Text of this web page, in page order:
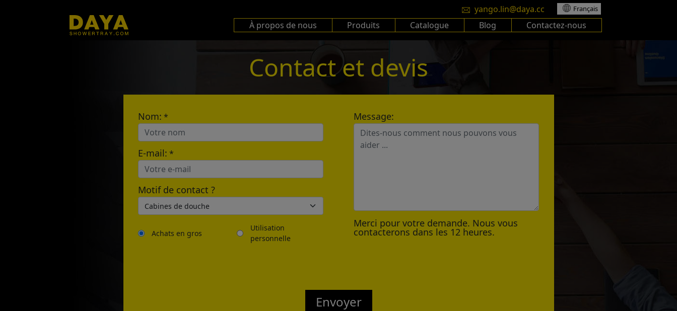
yango.lin@daya.cc Français
À propos de nous Produits Catalogue Blog Contactez-nous
Contact et devis
Nom: *
E-mail: *
Motif de contact ?
Achats en gros
Utilisation
personnelle
Message:
Merci pour votre demande. Nous vous
contacterons dans les 12 heures.
Envoyer